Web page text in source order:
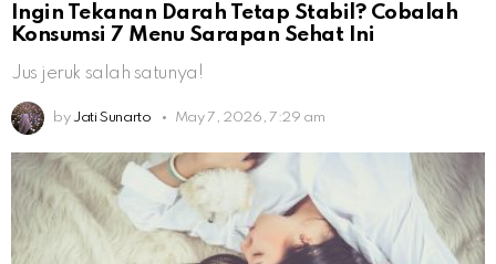
Ingin Tekanan Darah Tetap Stabil? Cobalah
Konsumsi 7 Menu Sarapan Sehat Ini
Jus jeruk salah satunya!
by Jati Sunarto May 7, 2026, 7:29 am